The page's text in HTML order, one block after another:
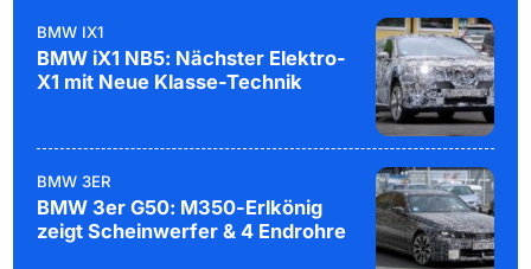
BMW IX1
BMW iX1 NB5: Nächster Elektro-
X1 mit Neue Klasse-Technik
BMW 3ER
BMW 3er G50: M350-Erlkönig
zeigt Scheinwerfer & 4 Endrohre